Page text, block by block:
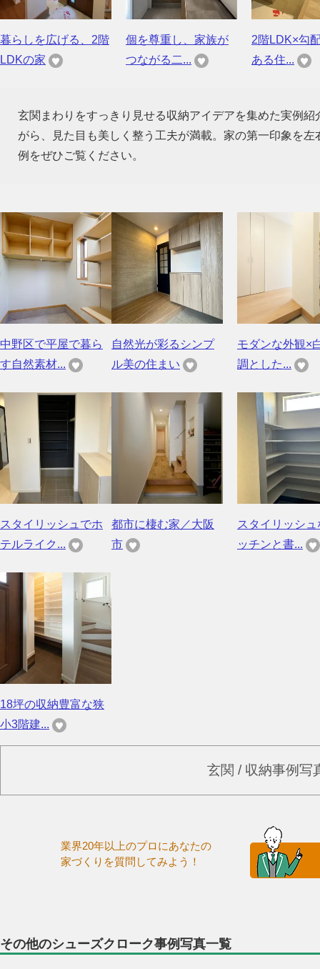
暮らしを広げる、2階
LDKの家
個を尊重し、家族が
つながる二...
2階LDK×勾
ある住...
玄関まわりをすっきり見せる収納アイデアを集めた実例
がら、見た目も美しく整う工夫が満載。家の第一印象を
例をぜひご覧ください。
中野区で平屋で暮ら
す自然素材...
自然光が彩るシンプ
ル美の住まい
モダンな外観×
調とした...
スタイリッシュでホ
テルライク...
都市に棲む家／大阪
市
スタイリッシュ
ッチンと書...
18坪の収納豊富な狭
小3階建...
玄関 / 収納事例写
業界20年以上のプロにあなたの
家づくりを質問してみよう！
その他のシューズクローク事例写真一覧